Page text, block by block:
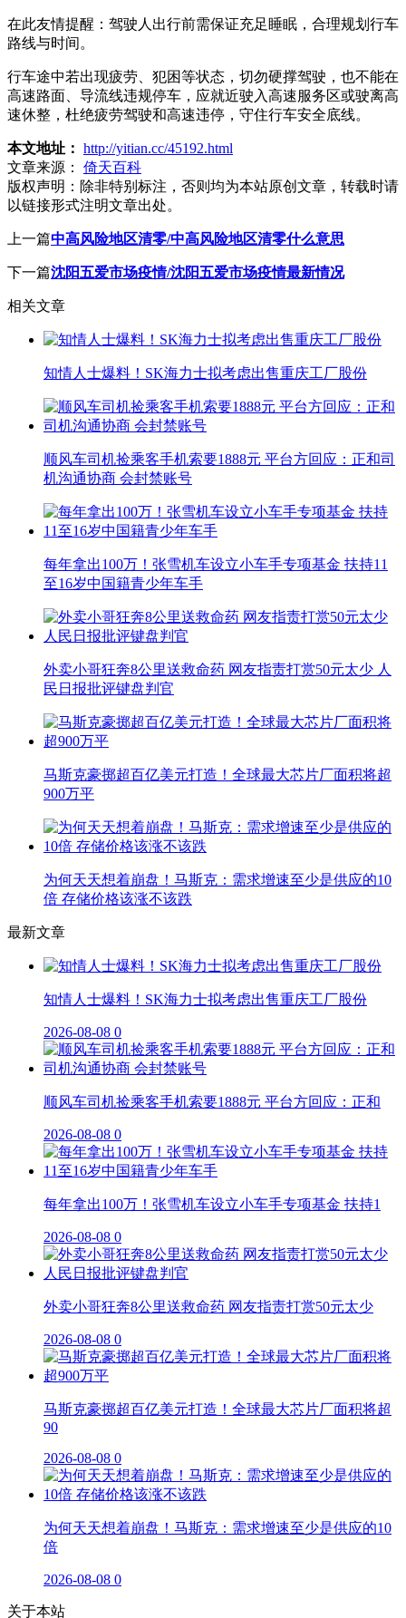
在此友情提醒：驾驶人出行前需保证充足睡眠，合理规划行车
路线与时间。
行车途中若出现疲劳、犯困等状态，切勿硬撑驾驶，也不能在
高速路面、导流线违规停车，应就近驶入高速服务区或驶离高
速休整，杜绝疲劳驾驶和高速违停，守住行车安全底线。
本文地址： http://yitian.cc/45192.html
文章来源：
倚天百科
版权声明： 除非特别标注，否则均为本站原创文章，转载时请
以链接形式注明文章出处。
上一篇中高风险地区清零/中高风险地区清零什么意思
下一篇沈阳五爱市场疫情/沈阳五爱市场疫情最新情况
相关文章
知情人士爆料！SK海力士拟考虑出售重庆工厂股份
顺风车司机捡乘客手机索要1888元 平台方回应：正和司
机沟通协商 会封禁账号
每年拿出100万！张雪机车设立小车手专项基金 扶持11
至16岁中国籍青少年车手
外卖小哥狂奔8公里送救命药 网友指责打赏50元太少 人
民日报批评键盘判官
马斯克豪掷超百亿美元打造！全球最大芯片厂面积将超
900万平
为何天天想着崩盘！马斯克：需求增速至少是供应的10
倍 存储价格该涨不该跌
最新文章
知情人士爆料！SK海力士拟考虑出售重庆工厂股份
2026-08-08 0
顺风车司机捡乘客手机索要1888元 平台方回应：正和
2026-08-08 0
每年拿出100万！张雪机车设立小车手专项基金 扶持1
2026-08-08 0
外卖小哥狂奔8公里送救命药 网友指责打赏50元太少
2026-08-08 0
马斯克豪掷超百亿美元打造！全球最大芯片厂面积将超
90
2026-08-08 0
为何天天想着崩盘！马斯克：需求增速至少是供应的10
倍
2026-08-08 0
关于本站